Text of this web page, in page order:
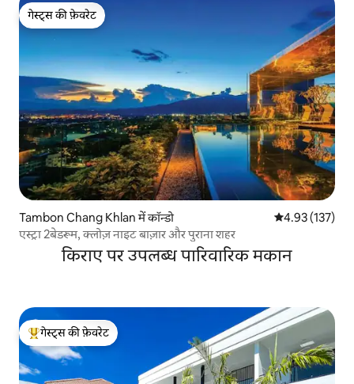
गेस्ट्स की फ़ेवरेट
गेस्ट्स की फ़ेवरेट
Tambon Chang Khlan में कॉन्डो औसत रेटिंग 5 में से
4.93 (137)
एस्ट्रा 2बेडरूम, क्लोज़ नाइट बाज़ार और पुराना शहर
किराए पर उपलब्ध पारिवारिक मकान
गेस्ट्स का टॉप फ़ेवरेट
गेस्ट्स की फ़ेवरेट